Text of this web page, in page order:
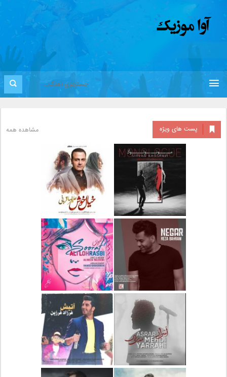
پست های ویژه مشاهده همه
دانلود آلبوم جدید سیروان
خسروی بنام مونولوگ
دانلود آهنگ جدید علیرضا
قربانی بنام خیال خوش
دانلود آهنگ جدید رضا
بهرام بنام نگار
دانلود آهنگ جدید علی
لهراسبی بنام صورت